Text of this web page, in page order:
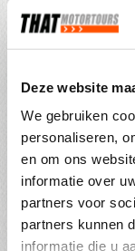
Deze website
We gebruiken
personaliseren,
en om ons
informatie over
partners voor
partners kunnen
informatie die u
Motorreis
10 dagen
motorrijden én
Vanaf €
BEKIJK DEZE